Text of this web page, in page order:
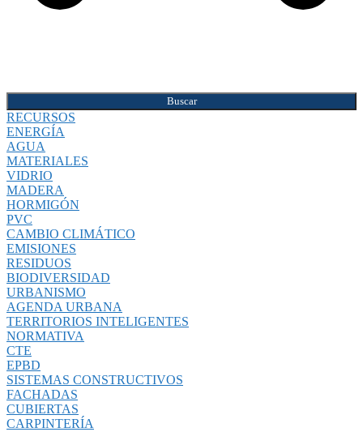
Buscar
RECURSOS
ENERGÍA
AGUA
MATERIALES
VIDRIO
MADERA
HORMIGÓN
PVC
CAMBIO CLIMÁTICO
EMISIONES
RESIDUOS
BIODIVERSIDAD
URBANISMO
AGENDA URBANA
TERRITORIOS INTELIGENTES
NORMATIVA
CTE
EPBD
SISTEMAS CONSTRUCTIVOS
FACHADAS
CUBIERTAS
CARPINTERÍA